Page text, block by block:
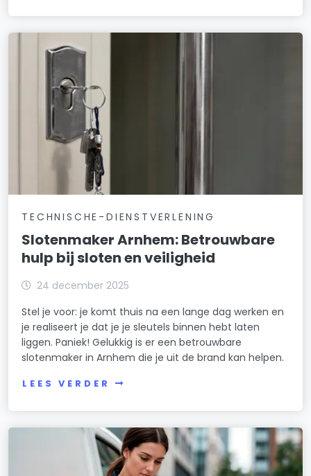
TECHNISCHE-DIENSTVERLENING
Slotenmaker Arnhem: Betrouwbare
hulp bij sloten en veiligheid
24 december 2025
Stel je voor: je komt thuis na een lange dag werken en
je realiseert je dat je je sleutels binnen hebt laten
liggen. Paniek! Gelukkig is er een betrouwbare
slotenmaker in Arnhem die je uit de brand kan helpen.
LEES VERDER